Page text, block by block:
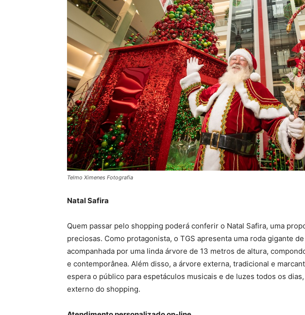
Telmo Ximenes Fotografia
Natal Safira
Quem passar pelo shopping poderá conferir o Natal Safira, uma
preciosas. Como protagonista, o TGS apresenta uma roda gigante
acompanhada por uma linda árvore de 13 metros de altura,
e contemporânea. Além disso, a árvore externa, tradicional e
espera o público para espetáculos musicais e de luzes todos os
externo do shopping.